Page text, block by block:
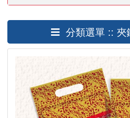
分類選單 :: 夾